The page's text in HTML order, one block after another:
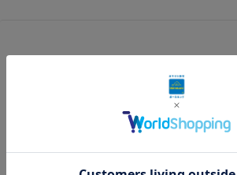
この商品に寄せられたレビューはまだありません。